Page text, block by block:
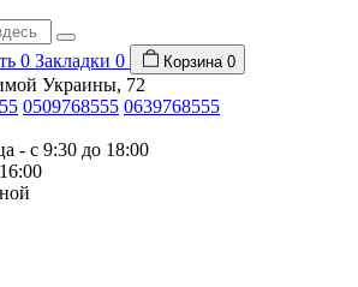
0 Закладки 0 Корзина 0
Украины, 72
0509768555 0639768555
- с 9:30 до 18:00